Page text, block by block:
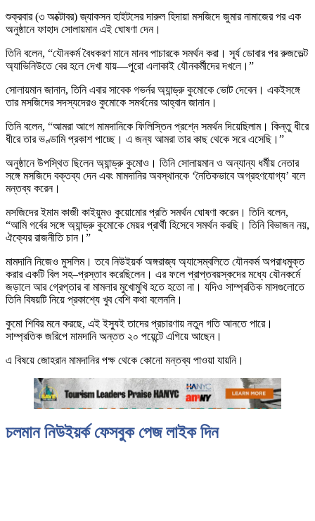
শুক্রবার (৩ অক্টোবর) জ্যাকসন হাইটসের দারুল হিদায়া মসজিদে জুমার নামাজের পর এক
অনুষ্ঠানে ফাহাদ সোলায়মান এই ঘোষণা দেন।
তিনি বলেন, “যৌনকর্ম বৈধকরণ মানে মানব পাচারকে সমর্থন করা। সূর্য ডোবার পর রুজভেল্ট
অ্যাভিনিউতে বের হলে দেখা যায়—পুরো এলাকাই যৌনকর্মীদের দখলে।”
সোলায়মান জানান, তিনি এবার সাবেক গভর্নর অ্যান্ড্রু কুমোকে ভোট দেবেন। একইসঙ্গে
তার মসজিদের সদস্যদেরও কুমোকে সমর্থনের আহ্বান জানান।
তিনি বলেন, “আমরা আগে মামদানিকে ফিলিস্তিন প্রশ্নে সমর্থন দিয়েছিলাম। কিন্তু ধীরে
ধীরে তার ভণ্ডামি প্রকাশ পাচ্ছে। এ জন্য আমরা তার কাছ থেকে সরে এসেছি।”
অনুষ্ঠানে উপস্থিত ছিলেন অ্যান্ড্রু কুমোও। তিনি সোলায়মান ও অন্যান্য ধর্মীয় নেতার
সঙ্গে মসজিদে বক্তব্য দেন এবং মামদানির অবস্থানকে ‘নৈতিকভাবে অগ্রহণযোগ্য’ বলে
মন্তব্য করেন।
মসজিদের ইমাম কাজী কাইয়ুমও কুয়োমোর প্রতি সমর্থন ঘোষণা করেন। তিনি বলেন,
“আমি গর্বের সঙ্গে অ্যান্ড্রু কুমোকে মেয়র প্রার্থী হিসেবে সমর্থন করছি। তিনি বিভাজন নয়,
ঐক্যের রাজনীতি চান।”
মামদানি নিজেও মুসলিম। তবে নিউইয়র্ক অঙ্গরাজ্য অ্যাসেম্বলিতে যৌনকর্ম অপরাধমুক্ত
করার একটি বিল সহ–প্রস্তাব করেছিলেন। এর ফলে প্রাপ্তবয়স্কদের মধ্যে যৌনকর্মে
জড়ালে আর গ্রেপ্তার বা মামলার মুখোমুখি হতে হতো না। যদিও সাম্প্রতিক মাসগুলোতে
তিনি বিষয়টি নিয়ে প্রকাশ্যে খুব বেশি কথা বলেননি।
কুমো শিবির মনে করছে, এই ইস্যুই তাদের প্রচারণায় নতুন গতি আনতে পারে।
সাম্প্রতিক জরিপে মামদানি অন্তত ২০ পয়েন্টে এগিয়ে আছেন।
এ বিষয়ে জোহরান মামদানির পক্ষ থেকে কোনো মন্তব্য পাওয়া যায়নি।
চলমান নিউইয়র্ক ফেসবুক পেজ লাইক দিন